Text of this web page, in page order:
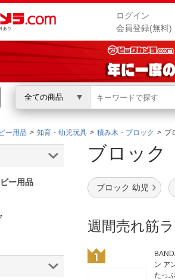
ログイン
会員登録(無料)
全ての商品
にちは
ログイン
メニュー
歴
ー用品 知育・幼児玩具 積み木・ブロック ブ
ブロック
ブロック 幼児
週間売れ筋
ン ア
たっ
ー用品